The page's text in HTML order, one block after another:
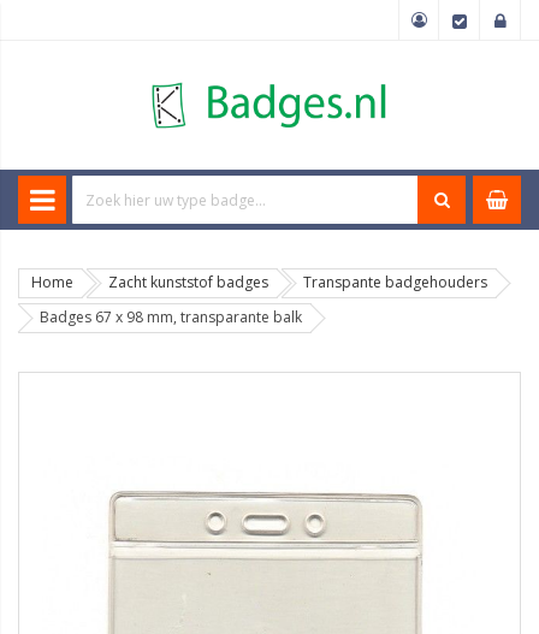
Home Zacht kunststof badges
Transpante badgehouders
Badges 67 x 98 mm, transparante balk